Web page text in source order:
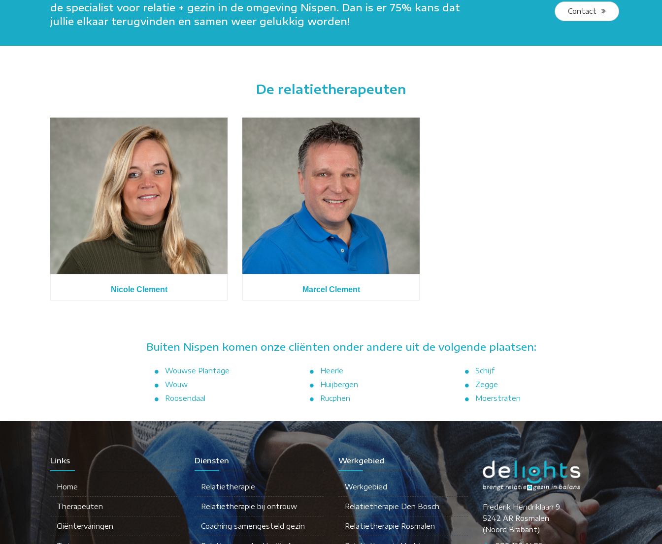
de specialist voor relatie + gezin in de omgeving Nispen. Dan is er 75% kans dat
jullie elkaar terugvinden en samen weer gelukkig worden!
Contact
De relatietherapeuten
Nicole Clement Marcel Clement
Buiten Nispen komen onze cliënten onder andere uit de volgende plaatsen:
Wouwse Plantage
Wouw
Roosendaal
Heerle
Huijbergen
Rucphen
Schijf
Zegge
Moerstraten
Links
Home
Therapeuten
Cliëntervaringen
Diensten
Relatietherapie
Relatietherapie bij ontrouw
Coaching samengesteld gezin
Werkgebied
Werkgebied
Relatietherapie Den Bosch
Relatietherapie Rosmalen
Frederik Hendriklaan 9
5242 AR Rosmalen
(Noord Brabant)